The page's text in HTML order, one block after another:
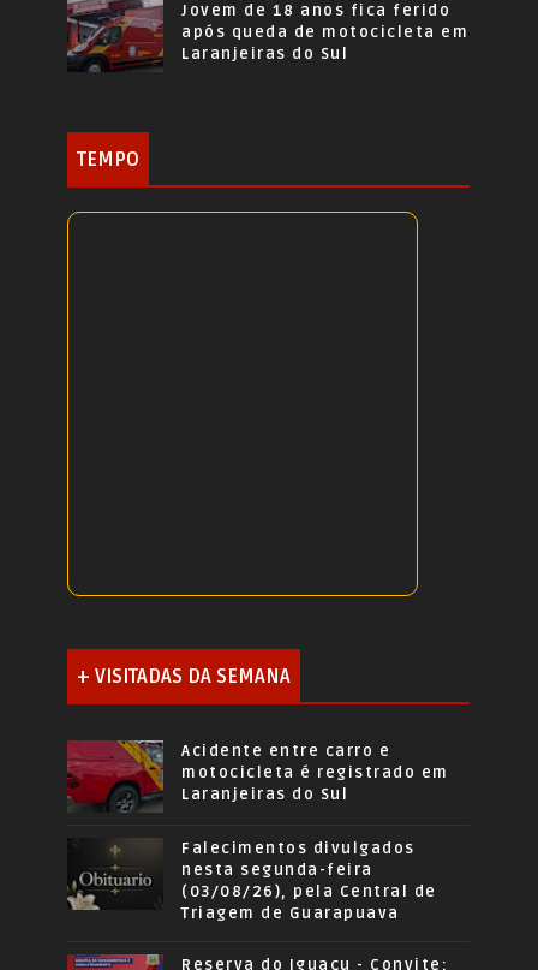
Jovem de 18 anos fica ferido
após queda de motocicleta em
Laranjeiras do Sul
TEMPO
+ VISITADAS DA SEMANA
Acidente entre carro e
motocicleta é registrado em
Laranjeiras do Sul
Falecimentos divulgados
nesta segunda-feira
(03/08/26), pela Central de
Triagem de Guarapuava
Reserva do Iguaçu - Convite: